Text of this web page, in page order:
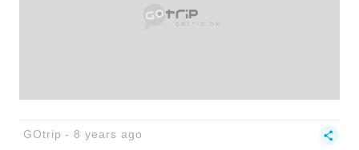
GOtrip 8 years ago